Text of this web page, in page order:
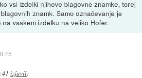
vsi izdelki njihove blagovne znamke, torej
znamk. Samo označevanje je
vsakem izdelku na veliko Hofer.
izjavil: